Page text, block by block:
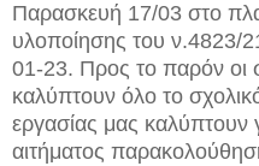
Παρασκευή 17/03 στο
υλοποίησης του ν.4823/
01-23. Προς το παρόν οι
καλύπτουν όλο το
εργασίας μας καλύπτουν
αιτήματος